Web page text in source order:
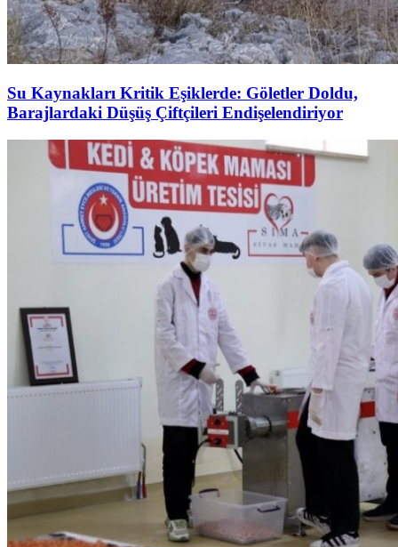
Su Kaynakları Kritik Eşiklerde: Göletler Doldu,
Barajlardaki Düşüş Çiftçileri Endişelendiriyor